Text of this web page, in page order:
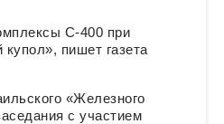
С-400 при
пишет газета
«Железного
с участием